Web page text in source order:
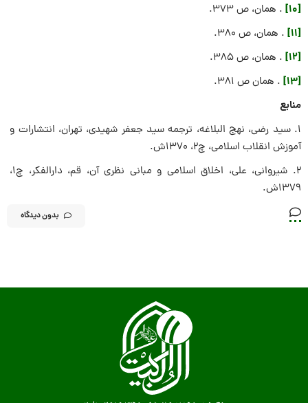
[10] . همان، ص 373.
[11] . همان، ص 380.
[12] . همان، ص 385.
[13] . همان ص 381.
منابع
1. سید رضی، نهج البلاغه، ترجمه سید جعفر شهیدی، تهران، انتشارات و
آموزش انقلاب اسلامی، چ2، 1370ش.
2. شیروانی، علی، اخلاق اسلامى و مبانى نظرى آن‏، قم، دارالفکر، چ1،
1379ش.
بدون دیدگاه